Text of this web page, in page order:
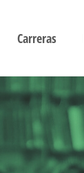
Carreras